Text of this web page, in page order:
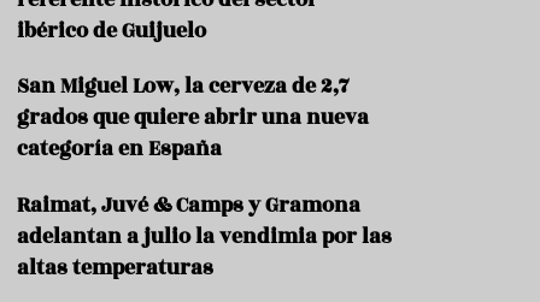
e
s
r
a
n
ibérico de Guijuelo
San Miguel Low, la cerveza de 2,7
grados que quiere abrir una nueva
categoría en España
Raimat, Juvé & Camps y Gramona
adelantan a julio la vendimia por las
altas temperaturas